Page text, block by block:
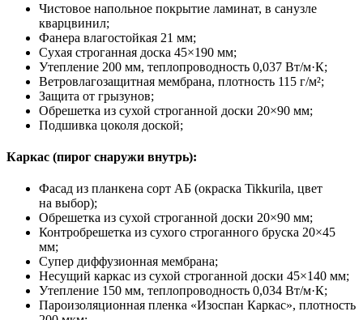
Чистовое напольное покрытие ламинат, в санузле
кварцвинил;
Фанера влагостойкая 21 мм;
Сухая строганная доска 45×190 мм;
Утепление 200 мм, теплопроводность 0,037 Вт/м·К;
Ветровлагозащитная мембрана, плотность 115 г/м²;
Защита от грызунов;
Обрешетка из сухой строганной доски 20×90 мм;
Подшивка цоколя доской;
Каркас (пирог снаружи внутрь):
Фасад из планкена сорт АБ (окраска Tikkurila, цвет
на выбор);
Обрешетка из сухой строганной доски 20×90 мм;
Контробрешетка из сухого строганного бруска 20×45
мм;
Супер диффузионная мембрана;
Несущий каркас из сухой строганной доски 45×140 мм;
Утепление 150 мм, теплопроводность 0,034 Вт/м·К;
Пароизоляционная пленка «Изоспан Каркас», плотность